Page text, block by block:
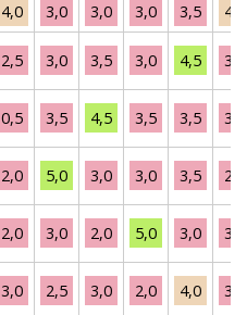
4,0 3,0 3,0 3,0 3,5 4,0
2,5 3,0 3,5 3,0 4,5 3,5
0,5 3,5 4,5 3,5 3,5 3,0
2,0 5,0 3,0 3,0 3,5 2,5
2,0 3,0 2,0 5,0 3,0 3,0
3,0 2,5 3,0 2,0 4,0 3,5